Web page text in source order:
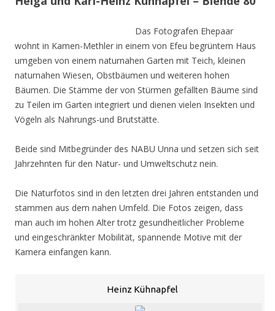
Das Fotografen Ehepaar
wohnt in Kamen-Methler in einem von Efeu begrüntem Haus
umgeben von einem naturnahen Garten mit Teich, kleinen
naturnahen Wiesen, Obstbäumen und weiteren hohen
Bäumen. Die Stämme der von Stürmen gefällten Bäume sind
zu Teilen im Garten integriert und dienen vielen Insekten und
Vögeln als Nahrungs-und Brutstätte.
Beide sind Mitbegründer des NABU Unna und setzen sich seit
Jahrzehnten für den Natur- und Umweltschutz nein.
Die Naturfotos sind in den letzten drei Jahren entstanden und
stammen aus dem nahen Umfeld. Die Fotos zeigen, dass
man auch im hohen Alter trotz gesundheitlicher Probleme
und eingeschränkter Mobilität, spannende Motive mit der
Kamera einfangen kann.
Heinz Kühnapfel